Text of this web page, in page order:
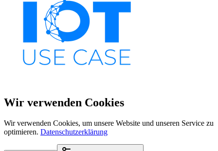
Wir verwenden Cookies
Wir verwenden Cookies, um unsere Website und unseren Service zu
optimieren. Datenschutzerklärung